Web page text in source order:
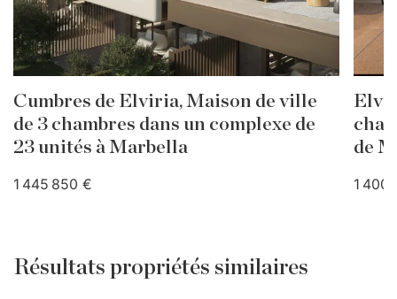
Cumbres de Elviria, Maison de ville
de 3 chambres dans un complexe de
23 unités à Marbella
1 445 850 €
de
1 400
Résultats propriétés similaires